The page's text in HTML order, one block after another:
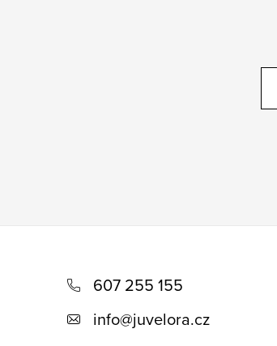
607 255 155
info@juvelora.cz